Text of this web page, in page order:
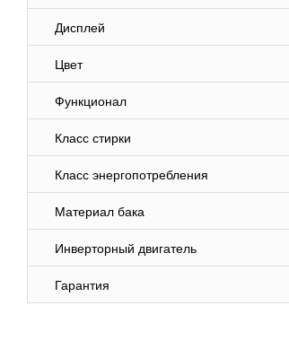
Дисплей
Цвет
Функционал
Класс стирки
Класс энергопотребления
Материал бака
Инверторный двигатель
Гарантия